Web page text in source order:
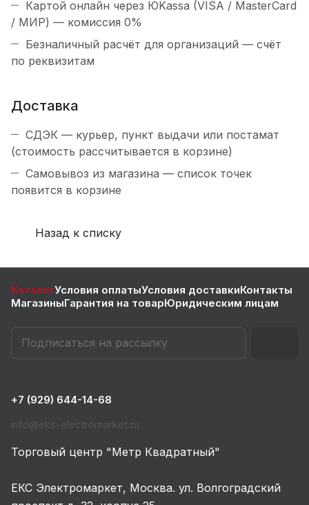
Картой онлайн через ЮKassa (VISA / MasterCard
/ МИР) — комиссия 0%
Безналичный расчёт для организаций — счёт
по реквизитам
Доставка
СДЭК — курьер, пункт выдачи или постамат
(стоимость рассчитывается в корзине)
Самовывоз из магазина — список точек
появится в корзине
Назад к списку
КаталогУсловия оплатыУсловия доставкиКонтакты
МагазиныГарантия на товарЮридическим лицам
+7 (929) 644-14-68
info@eks-electromarket.ru
Торговый центр "Метр Квадратный"
ЕКС Электромаркет, Москва. ул. Волгоградский